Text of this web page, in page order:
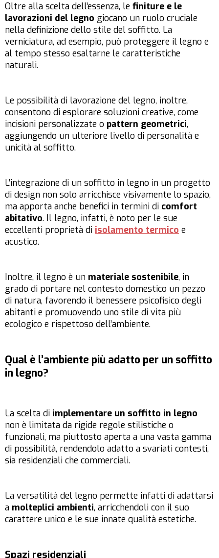
Oltre alla scelta dell’essenza, le finiture e le
lavorazioni del legno giocano un ruolo cruciale
nella definizione dello stile del soffitto. La
verniciatura, ad esempio, può proteggere il legno e
al tempo stesso esaltarne le caratteristiche
naturali.
Le possibilità di lavorazione del legno, inoltre,
consentono di esplorare soluzioni creative, come
incisioni personalizzate o pattern geometrici,
aggiungendo un ulteriore livello di personalità e
unicità al soffitto.
L’integrazione di un soffitto in legno in un progetto
di design non solo arricchisce visivamente lo spazio,
ma apporta anche benefici in termini di comfort
abitativo. Il legno, infatti, è noto per le sue
eccellenti proprietà di isolamento termico e
acustico.
Inoltre, il legno è un materiale sostenibile, in
grado di portare nel contesto domestico un pezzo
di natura, favorendo il benessere psicofisico degli
abitanti e promuovendo uno stile di vita più
ecologico e rispettoso dell’ambiente.
Qual è l’ambiente più adatto per un soffitto
in legno?
La scelta di implementare un soffitto in legno
non è limitata da rigide regole stilistiche o
funzionali, ma piuttosto aperta a una vasta gamma
di possibilità, rendendolo adatto a svariati contesti,
sia residenziali che commerciali.
La versatilità del legno permette infatti di adattarsi
a molteplici ambienti, arricchendoli con il suo
carattere unico e le sue innate qualità estetiche.
Spazi residenziali